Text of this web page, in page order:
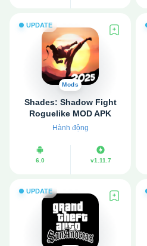
UPDATE
Mods
Shades: Shadow Fight
Roguelike MOD APK
v1.11.7 (Vô hạn tiền, đá
Hành động
6.0 v1.11.7
UPDATE